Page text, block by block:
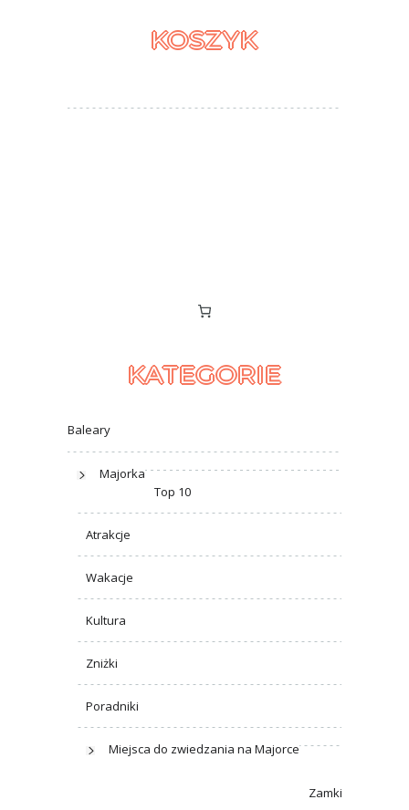
KOSZYK
KATEGORIE
Baleary
Majorka
Top 10
Atrakcje
Wakacje
Kultura
Zniżki
Poradniki
Miejsca do zwiedzania na Majorce
Zamki